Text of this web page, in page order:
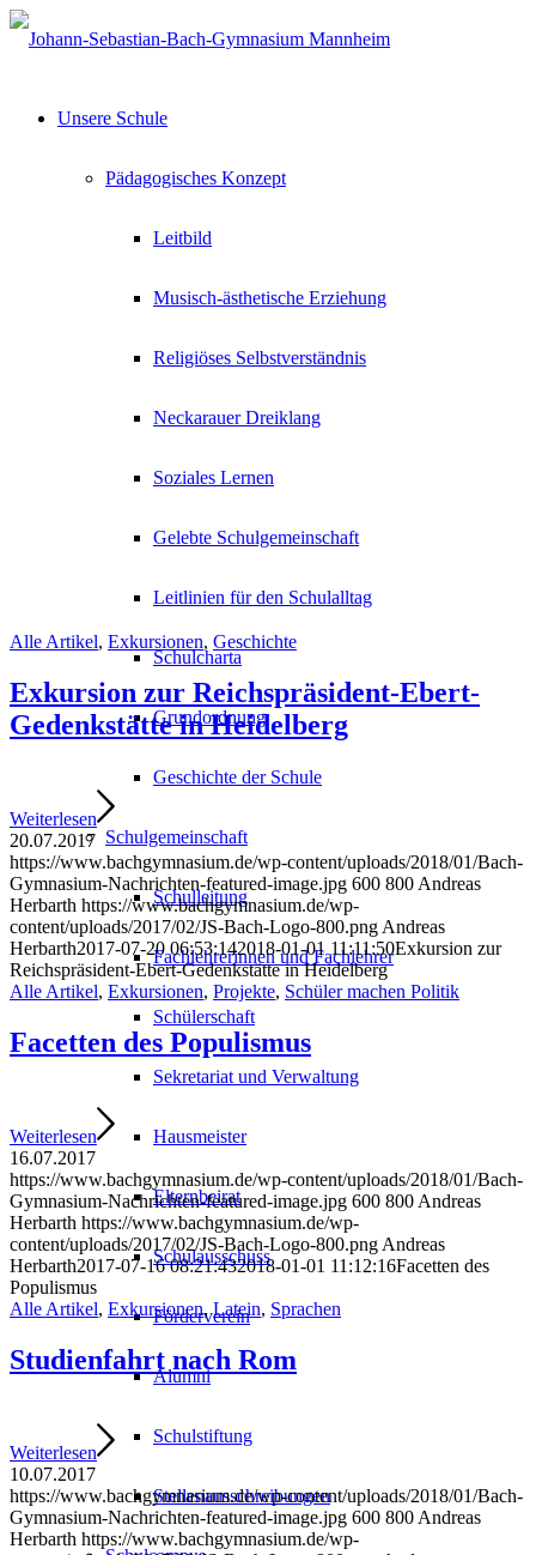
Unsere Schule
Pädagogisches Konzept
Leitbild
Musisch-ästhetische Erziehung
Religiöses Selbstverständnis
Neckarauer Dreiklang
Soziales Lernen
Gelebte Schulgemeinschaft
Leitlinien für den Schulalltag
Schulcharta
Grundordnung
Geschichte der Schule
Schulgemeinschaft
Schulleitung
Fachlehrerinnen und Fachlehrer
Schülerschaft
Sekretariat und Verwaltung
Hausmeister
Elternbeirat
Schulausschuss
Förderverein
Alumni
Schulstiftung
Stellenausschreibungen
Alle Artikel, Exkursionen, Geschichte
Exkursion zur Reichspräsident-Ebert-
Gedenkstätte in Heidelberg
Weiterlesen
20.07.2017
https://www.bachgymnasium.de/wp-content/uploads/2018/01/Bach-
Gymnasium-Nachrichten-featured-image.jpg 600 800 Andreas
Herbarth https://www.bachgymnasium.de/wp-
content/uploads/2017/02/JS-Bach-Logo-800.png Andreas
Herbarth2017-07-20 06:53:142018-01-01 11:11:50Exkursion zur
Reichspräsident-Ebert-Gedenkstätte in Heidelberg
Alle Artikel, Exkursionen, Projekte, Schüler machen Politik
Facetten des Populismus
Weiterlesen
16.07.2017
https://www.bachgymnasium.de/wp-content/uploads/2018/01/Bach-
Gymnasium-Nachrichten-featured-image.jpg 600 800 Andreas
Herbarth https://www.bachgymnasium.de/wp-
content/uploads/2017/02/JS-Bach-Logo-800.png Andreas
Herbarth2017-07-16 08:21:432018-01-01 11:12:16Facetten des
Populismus
Alle Artikel, Exkursionen,Latein, Sprachen
Studienfahrt nach Rom
Weiterlesen
10.07.2017
https://www.bachgymnasium.de/wp-content/uploads/2018/01/Bach-
Gymnasium-Nachrichten-featured-image.jpg 600 800Andreas
Herbarth https://www.bachgymnasium.de/wp-